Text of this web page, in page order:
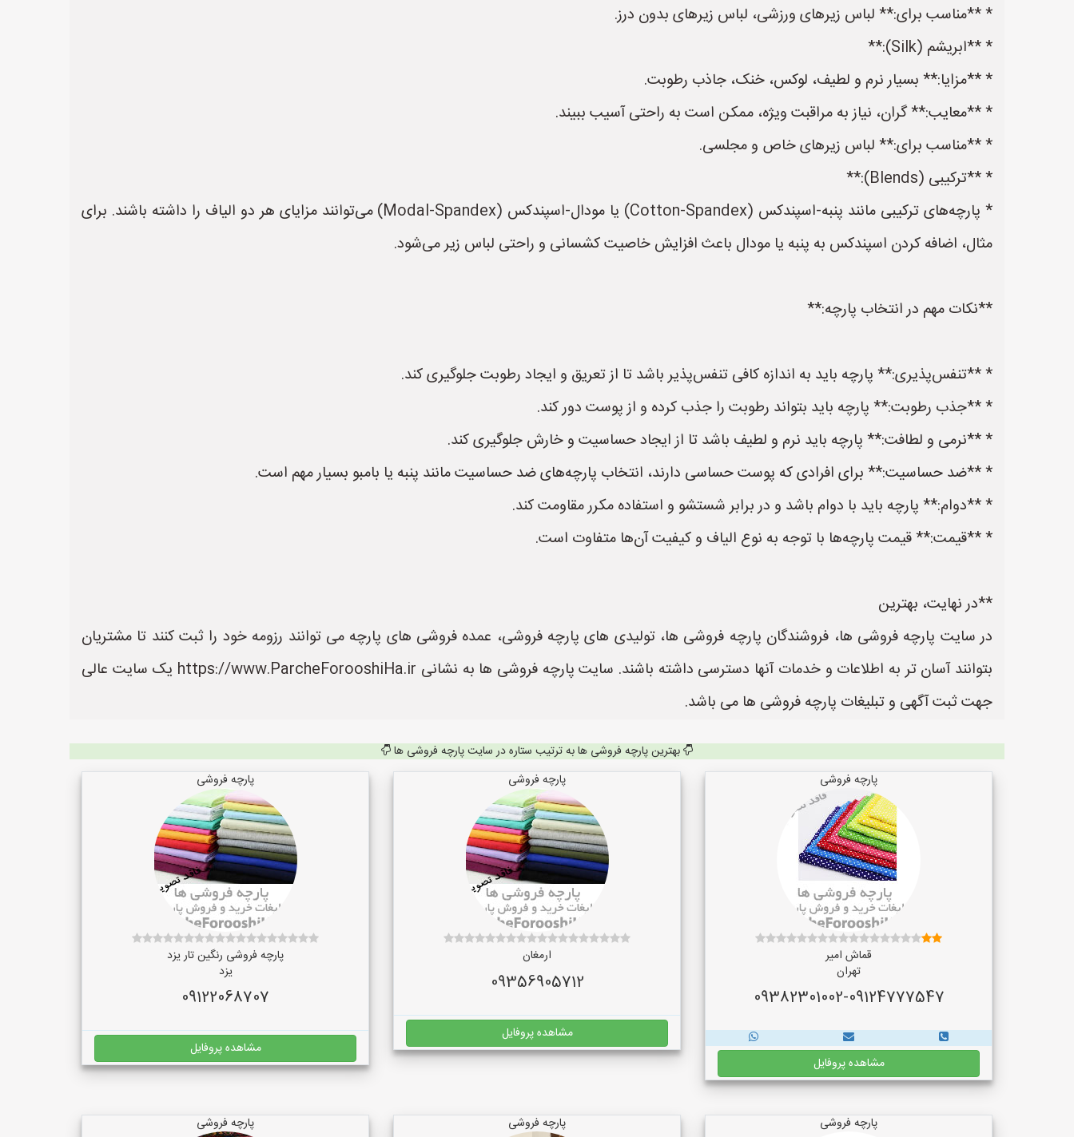
* **مناسب برای:** لباس زیرهای ورزشی، لباس زیرهای بدون درز.
* **ابریشم (Silk):**
* **مزایا:** بسیار نرم و لطیف، لوکس، خنک، جاذب رطوبت.
* **معایب:** گران، نیاز به مراقبت ویژه، ممکن است به راحتی آسیب ببیند.
* **مناسب برای:** لباس زیرهای خاص و مجلسی.
* **ترکیبی (Blends):**
* پارچه‌های ترکیبی مانند پنبه-اسپندکس (Cotton-Spandex) یا مودال-اسپندکس (Modal-Spandex) می‌توانند مزایای هر دو الیاف را داشته باشند. برای
مثال، اضافه کردن اسپندکس به پنبه یا مودال باعث افزایش خاصیت کشسانی و راحتی لباس زیر می‌شود.
**نکات مهم در انتخاب پارچه:**
* **تنفس‌پذیری:** پارچه باید به اندازه کافی تنفس‌پذیر باشد تا از تعریق و ایجاد رطوبت جلوگیری کند.
* **جذب رطوبت:** پارچه باید بتواند رطوبت را جذب کرده و از پوست دور کند.
* **نرمی و لطافت:** پارچه باید نرم و لطیف باشد تا از ایجاد حساسیت و خارش جلوگیری کند.
* **ضد حساسیت:** برای افرادی که پوست حساسی دارند، انتخاب پارچه‌های ضد حساسیت مانند پنبه یا بامبو بسیار مهم است.
* **دوام:** پارچه باید با دوام باشد و در برابر شستشو و استفاده مکرر مقاومت کند.
* **قیمت:** قیمت پارچه‌ها با توجه به نوع الیاف و کیفیت آن‌ها متفاوت است.
**در نهایت، بهترین
در سایت پارچه فروشی ها، فروشندگان پارچه فروشی ها، تولیدی های پارچه فروشی، عمده فروشی های پارچه می توانند رزومه خود را ثبت کنند تا مشتریان
بتوانند آسان تر به اطلاعات و خدمات آنها دسترسی داشته باشند. سایت پارچه فروشی ها به نشانی https://www.ParcheForooshiHa.ir یک سایت عالی
جهت ثبت آگهی و تبلیغات پارچه فروشی ها می باشد.
بهترین پارچه فروشی ها به ترتیب ستاره در سایت پارچه فروشی ها
پارچه فروشی
قماش امیر
تهران
09382301002-09124777547
مشاهده پروفایل
پارچه فروشی
ارمغان
09356905712
مشاهده پروفایل
پارچه فروشی
پارچه فروشی رنگین تار یزد
یزد
09122068707
مشاهده پروفایل
پارچه فروشی پارچه فروشی پارچه فروشی